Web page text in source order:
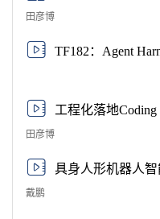
田彦博
TF182：Agent
工程化落地
田彦博
具身人形机器人
戴鹏